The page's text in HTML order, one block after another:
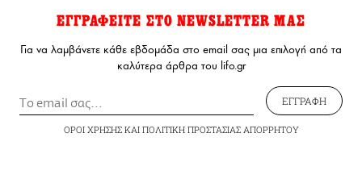
ΕΓΓΡΑΦΕΙΤΕ ΣΤΟ NEWSLETTER ΜΑΣ
Για να λαμβάνετε κάθε εβδομάδα στο email σας μια επιλογή από τα
καλύτερα άρθρα του lifo.gr
ΕΓΓΡΑΦΗ
ΟΡΟΙ ΧΡΗΣΗΣΚΑΙ ΠΟΛΙΤΙΚΗ ΠΡΟΣΤΑΣΙΑΣ ΑΠΟΡΡΗΤΟΥ